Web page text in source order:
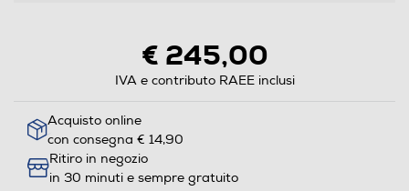
€ 245,00
IVA e contributo RAEE inclusi
Acquisto online
con consegna € 14,90
Ritiro in negozio
in 30 minuti e sempre gratuito